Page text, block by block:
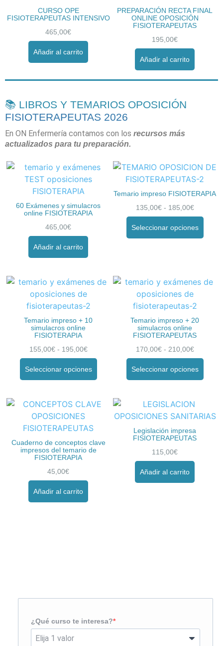
CURSO OPE
FISIOTERAPEUTAS INTENSIVO
465,00€
Añadir al carrito
PREPARACIÓN RECTA FINAL
ONLINE OPOSICIÓN
FISIOTERAPEUTAS
195,00€
Añadir al carrito
📚 LIBROS Y TEMARIOS OPOSICIÓN
FISIOTERAPEUTAS 2026
En ON Enfermería contamos con los recursos más
actualizados para tu preparación.
60 Exámenes y simulacros
online FISIOTERAPIA
465,00€
Añadir al carrito
Temario impreso FISIOTERAPIA
135,00€ - 185,00€
Seleccionar opciones
Temario impreso + 10
simulacros online
FISIOTERAPIA
155,00€ - 195,00€
Seleccionar opciones
Temario impreso + 20
simulacros online
FISIOTERAPEUTAS
170,00€ - 210,00€
Seleccionar opciones
Cuaderno de conceptos clave
impresos del temario de
FISIOTERAPIA
45,00€
Añadir al carrito
Legislación impresa
FISIOTERAPEUTAS
115,00€
Añadir al carrito
¿Qué curso te interesa?